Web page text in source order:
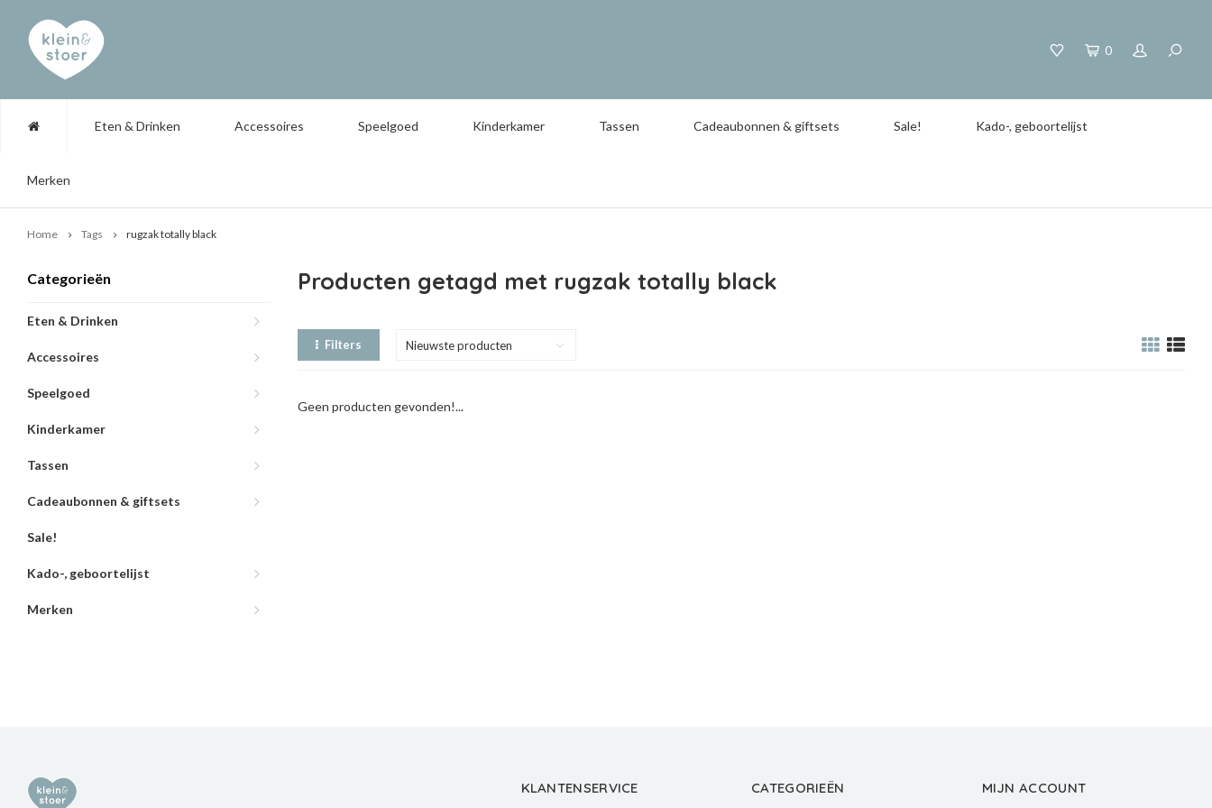
0
Eten & Drinken Accessoires Speelgoed Kinderkamer Tassen Cadeaubonnen & giftsets Sale! Kado-, geboortelijst
Merken
Home Tags rugzak totally black
Categorieën
Eten & Drinken
Accessoires
Speelgoed
Kinderkamer
Tassen
Cadeaubonnen & giftsets
Sale!
Kado-, geboortelijst
Merken
Producten getagd met rugzak totally black
Filters Nieuwste producten
Geen producten gevonden!...
KLANTENSERVICE CATEGORIEËN MIJN ACCOUNT